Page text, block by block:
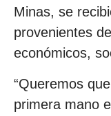
Minas, se
provenientes
económicos,
“Queremos
primera mano